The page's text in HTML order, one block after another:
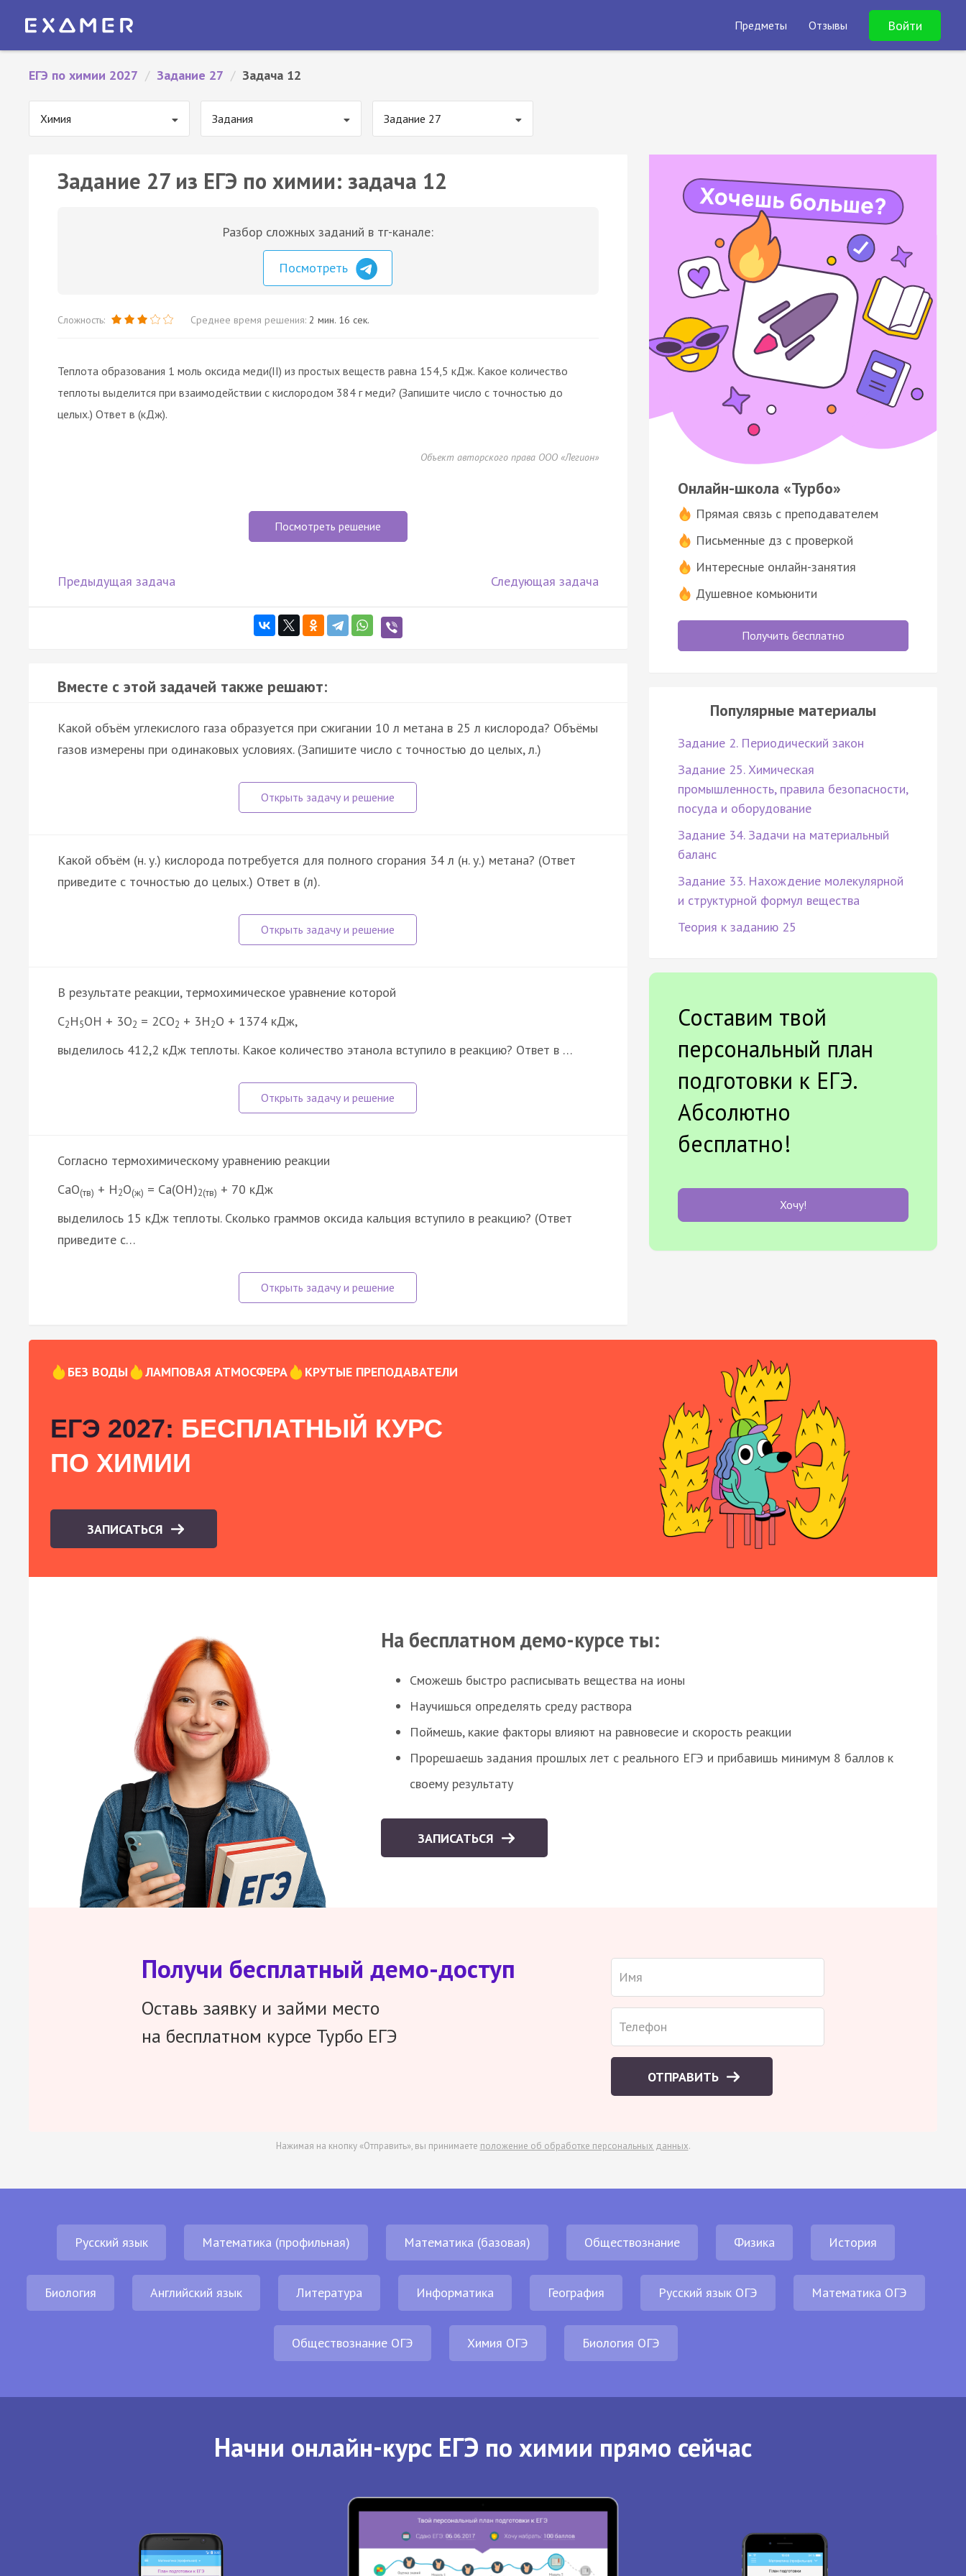
Предметы Отзывы Войти
ЕГЭ по химии 2027 / Задание 27 / Задача 12
Химия Задания Задание 27
Задание 27 из ЕГЭ по химии: задача 12
Разбор сложных заданий в тг-канале:
Посмотреть
Сложность: Среднее время решения: 2 мин. 16 сек.
Теплота образования 1 моль оксида меди(II) из простых веществ равна 154,5 кДж. Какое количество
теплоты выделится при взаимодействии с кислородом 384 г меди? (Запишите число с точностью до
целых.) Ответ в (кДж).
Объект авторского права ООО «Легион»
Посмотреть решение
Предыдущая задача Следующая задача
Вместе с этой задачей также решают:
Какой объём углекислого газа образуется при сжигании 10 л метана в 25 л кислорода? Объёмы
газов измерены при одинаковых условиях. (Запишите число с точностью до целых, л.)
Какой объём (н. у.) кислорода потребуется для полного сгорания 34 л (н. у.) метана? (Ответ
приведите с точностью до целых.) Ответ в (л).
В результате реакции, термохимическое уравнение которой
C2H5OH + 3O2 = 2CO2 + 3H2O + 1374 кДж,
выделилось 412,2 кДж теплоты. Какое количество этанола вступило в реакцию? Ответ в …
Согласно термохимическому уравнению реакции
СаО(тв) + Н2О(ж) = Са(ОН)2(тв) + 70 кДж
выделилось 15 кДж теплоты. Сколько граммов оксида кальция вступило в реакцию? (Ответ
приведите с…
Онлайн-школа «Турбо»
Прямая связь с преподавателем
Письменные дз с проверкой
Интересные онлайн-занятия
Душевное комьюнити
Получить бесплатно
Популярные материалы
Задание 2. Периодический закон
Задание 25. Химическая
промышленность, правила безопасности,
посуда и оборудование
Задание 34. Задачи на материальный
баланс
Задание 33. Нахождение молекулярной
и структурной формул вещества
Теория к заданию 25
Составим твой
персональный план
подготовки к ЕГЭ.
Абсолютно
бесплатно!
Хочу!
БЕЗ ВОДЫ ЛАМПОВАЯ АТМОСФЕРА КРУТЫЕ ПРЕПОДАВАТЕЛИ
ЕГЭ 2027: БЕСПЛАТНЫЙ КУРС
ПО ХИМИИ
ЗАПИСАТЬСЯ
На бесплатном демо-курсе ты:
Сможешь быстро расписывать вещества на ионы
Научишься определять среду раствора
Поймешь, какие факторы влияют на равновесие и скорость реакции
Прорешаешь задания прошлых лет с реального ЕГЭ и прибавишь минимум 8 баллов к
своему результату
ЗАПИСАТЬСЯ
Получи бесплатный демо-доступ
Оставь заявку и займи место
на бесплатном курсе Турбо ЕГЭ
ОТПРАВИТЬ
Нажимая на кнопку «Отправить», вы принимаете положение об обработке персональных данных.
Русский язык Математика (профильная) Математика (базовая) Обществознание Физика История
Биология Английский язык Литература Информатика География Русский язык ОГЭ Математика ОГЭ
Обществознание ОГЭ Химия ОГЭ Биология ОГЭ
Начни онлайн-курс ЕГЭ по химии прямо сейчас